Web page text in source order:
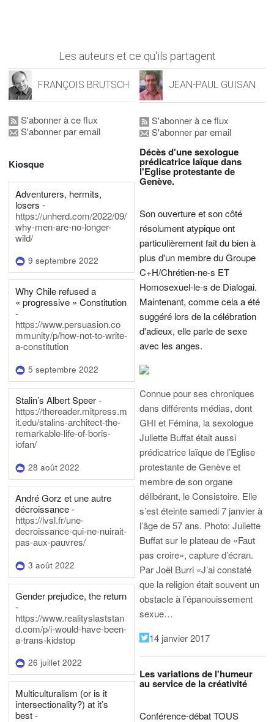
Les auteurs et ce qu'ils partagent
FRANÇOIS BRUTSCH
S'abonner à ce flux
S'abonner par email
Kiosque
Adventurers, hermits,
losers -
https://unherd.com/2022/09/
why-men-are-no-longer-
wild/
9 septembre 2022
Why Chile refused a
« progressive » Constitution
-
https://www.persuasion.co
mmunity/p/how-not-to-write-
a-constitution
5 septembre 2022
Stalin’s Albert Speer -
https://thereader.mitpress.m
it.edu/stalins-architect-the-
remarkable-life-of-boris-
iofan/
28 août 2022
André Gorz et une autre
décroissance -
https://lvsl.fr/une-
decroissance-qui-ne-nuirait-
pas-aux-pauvres/
3 août 2022
Gender prejudice, the return
-
https://www.realityslaststan
d.com/p/i-would-have-been-
a-trans-kidstop
26 juillet 2022
Multiculturalism (or is it
intersectionality?) at it’s
best -
JEAN-PAUL GUISAN
S'abonner à ce flux
S'abonner par email
Décès d'une sexologue
prédicatrice laïque dans
l'Eglise protestante de
Genève.
Son ouverture et son côté
résolument atypique ont
particulièrement fait du bien à
plus d'un membre du Groupe
C+H/Chrétien-ne-s ET
Homosexuel-le-s de Dialogai.
Maintenant, comme cela a été
suggéré lors de la célébration
d'adieux, elle parle de sexe
avec les anges.
Connue pour ses chroniques
dans différents médias, dont
GHI et Fémina, la sexologue
Juliette Buffat était aussi
prédicatrice laïque de l’Eglise
protestante de Genève et
membre de son organe
délibérant, le Consistoire. Elle
s’est éteinte samedi 7 janvier à
l’âge de 57 ans. Photo: Juliette
Buffat sur le plateau de «Faut
pas croire», capture d’écran.
Par Joël Burri «J’ai constaté
que la religion était souvent un
obstacle à l’épanouissement
sexue…
14 janvier 2017
Les variations de l'humeur
au service de la créativité
Conférence-débat TOUS